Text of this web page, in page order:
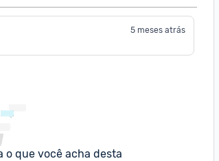
5 meses atrás
o que você acha desta